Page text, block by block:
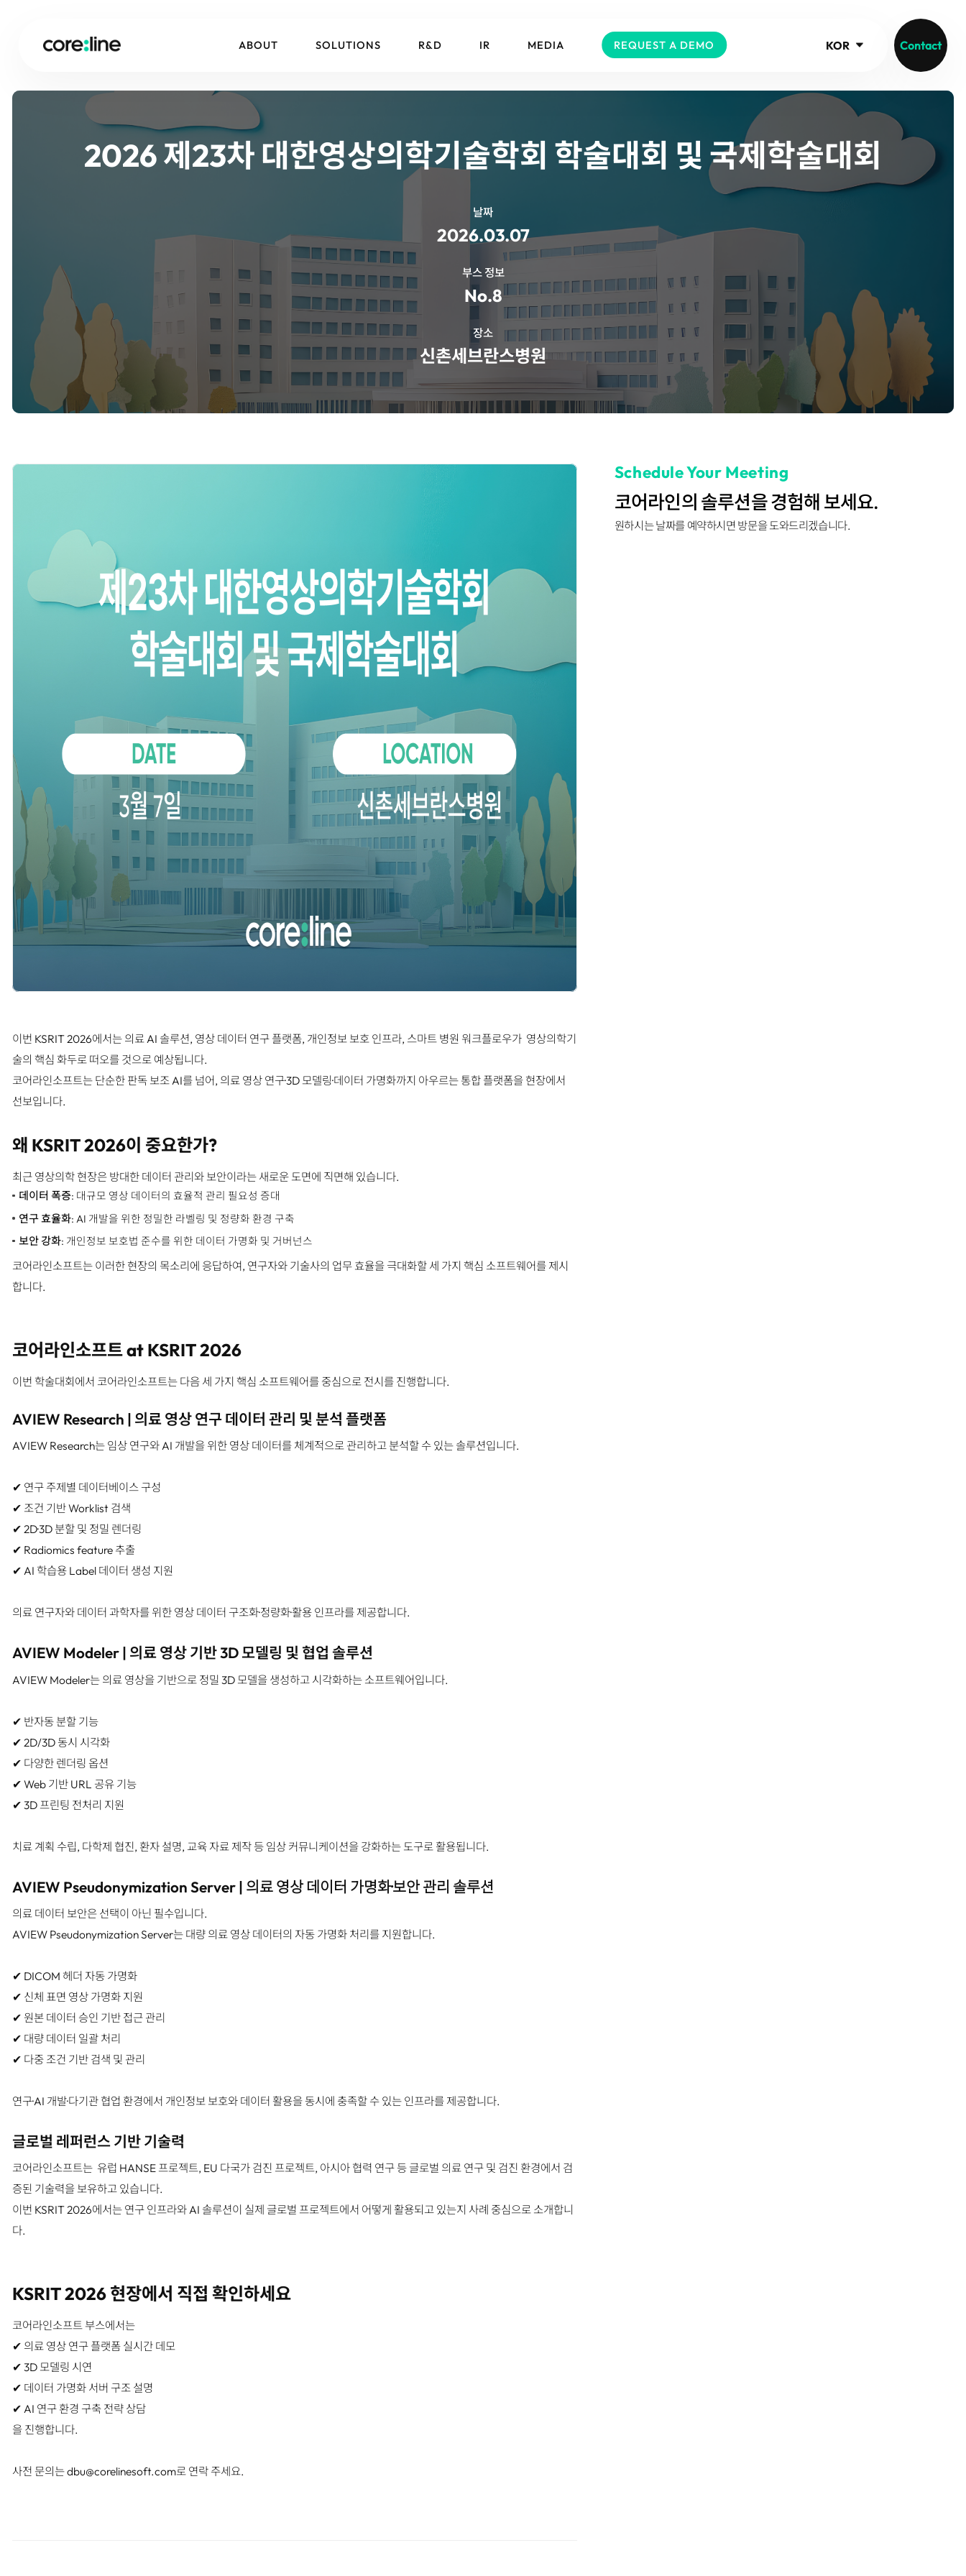
KOR Contact
ABOUT SOLUTIONS R&D IR MEDIA REQUEST A DEMO
2026 제23차 대한영상의학기술학회 학술대회 및 국제학술대회
날짜
2026.03.07
부스 정보
No.8
장소
신촌세브란스병원
이번 KSRIT 2026에서는 의료 AI 솔루션, 영상 데이터 연구 플랫폼, 개인정보 보호 인프라, 스마트 병원 워크플로우가 영상의학기
술의 핵심 화두로 떠오를 것으로 예상됩니다.
코어라인소프트는 단순한 판독 보조 AI를 넘어, 의료 영상 연구·3D 모델링·데이터 가명화까지 아우르는 통합 플랫폼을 현장에서
선보입니다.
왜 KSRIT 2026이 중요한가?
최근 영상의학 현장은 방대한 데이터 관리와 보안이라는 새로운 도면에 직면해 있습니다.
데이터 폭증: 대규모 영상 데이터의 효율적 관리 필요성 증대
연구 효율화: AI 개발을 위한 정밀한 라벨링 및 정량화 환경 구축
보안 강화: 개인정보 보호법 준수를 위한 데이터 가명화 및 거버넌스
코어라인소프트는 이러한 현장의 목소리에 응답하여, 연구자와 기술사의 업무 효율을 극대화할 세 가지 핵심 소프트웨어를 제시
합니다.
코어라인소프트 at KSRIT 2026
이번 학술대회에서 코어라인소프트는 다음 세 가지 핵심 소프트웨어를 중심으로 전시를 진행합니다.
AVIEW Research | 의료 영상 연구 데이터 관리 및 분석 플랫폼
AVIEW Research는 임상 연구와 AI 개발을 위한 영상 데이터를 체계적으로 관리하고 분석할 수 있는 솔루션입니다.
✔ 연구 주제별 데이터베이스 구성
✔ 조건 기반 Worklist 검색
✔ 2D·3D 분할 및 정밀 렌더링
✔ Radiomics feature 추출
✔ AI 학습용 Label 데이터 생성 지원
의료 연구자와 데이터 과학자를 위한 영상 데이터 구조화·정량화·활용 인프라를 제공합니다.
AVIEW Modeler | 의료 영상 기반 3D 모델링 및 협업 솔루션
AVIEW Modeler는 의료 영상을 기반으로 정밀 3D 모델을 생성하고 시각화하는 소프트웨어입니다.
✔ 반자동 분할 기능
✔ 2D/3D 동시 시각화
✔ 다양한 렌더링 옵션
✔ Web 기반 URL 공유 기능
✔ 3D 프린팅 전처리 지원
치료 계획 수립, 다학제 협진, 환자 설명, 교육 자료 제작 등 임상 커뮤니케이션을 강화하는 도구로 활용됩니다.
AVIEW Pseudonymization Server | 의료 영상 데이터 가명화·보안 관리 솔루션
의료 데이터 보안은 선택이 아닌 필수입니다.
AVIEW Pseudonymization Server는 대량 의료 영상 데이터의 자동 가명화 처리를 지원합니다.
✔ DICOM 헤더 자동 가명화
✔ 신체 표면 영상 가명화 지원
✔ 원본 데이터 승인 기반 접근 관리
✔ 대량 데이터 일괄 처리
✔ 다중 조건 기반 검색 및 관리
연구·AI 개발·다기관 협업 환경에서 개인정보 보호와 데이터 활용을 동시에 충족할 수 있는 인프라를 제공합니다.
글로벌 레퍼런스 기반 기술력
코어라인소프트는 유럽 HANSE 프로젝트, EU 다국가 검진 프로젝트, 아시아 협력 연구 등 글로벌 의료 연구 및 검진 환경에서 검
증된 기술력을 보유하고 있습니다.
이번 KSRIT 2026에서는 연구 인프라와 AI 솔루션이 실제 글로벌 프로젝트에서 어떻게 활용되고 있는지 사례 중심으로 소개합니
다.
KSRIT 2026 현장에서 직접 확인하세요
코어라인소프트 부스에서는
✔ 의료 영상 연구 플랫폼 실시간 데모
✔ 3D 모델링 시연
✔ 데이터 가명화 서버 구조 설명
✔ AI 연구 환경 구축 전략 상담
을 진행합니다.
사전 문의는 dbu@corelinesoft.com로 연락 주세요.
Schedule Your Meeting
코어라인의 솔루션을 경험해 보세요.
원하시는 날짜를 예약하시면 방문을 도와드리겠습니다.